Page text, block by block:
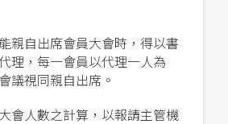
親自出席會員大會時，得以書
理，每一會員以代理一人為
議視同親自出席 。
會人數之計算，以報請主管機